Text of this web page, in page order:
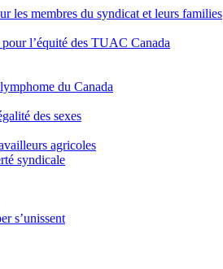
les membres du syndicat et leurs families
l’équité des TUAC Canada
du Canada
des sexes
agricoles
syndicale
s’unissent